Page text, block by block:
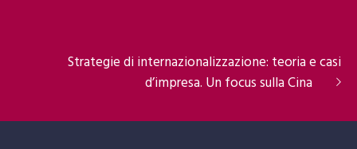
Strategie di internazionalizzazione: teoria e casi
d’impresa. Un focus sulla Cina